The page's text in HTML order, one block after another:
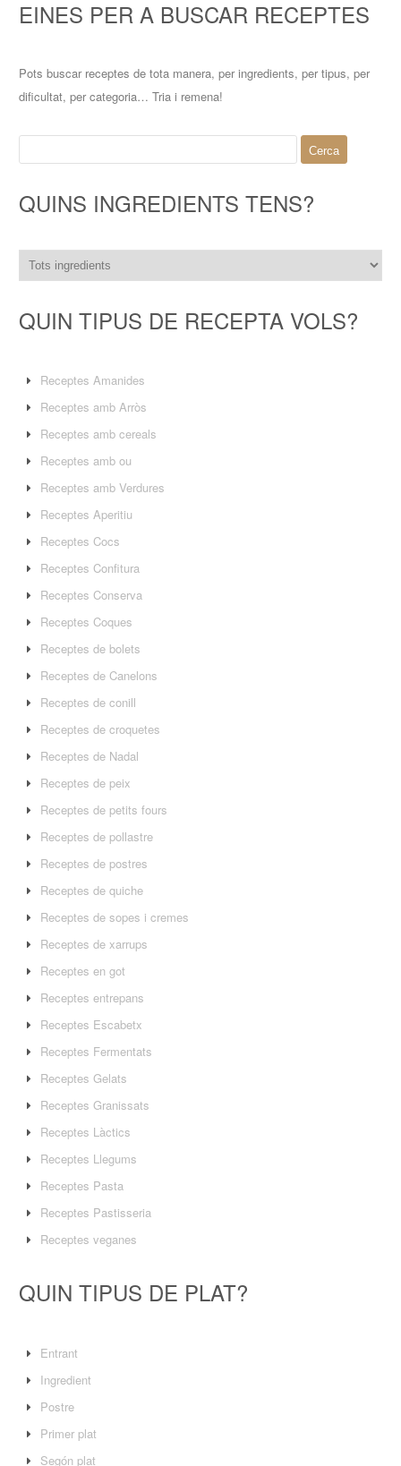
EINES PER A BUSCAR RECEPTES
Pots buscar receptes de tota manera, per ingredients, per tipus, per
dificultat, per categoria… Tria i remena!
QUINS INGREDIENTS TENS?
QUIN TIPUS DE RECEPTA VOLS?
Receptes Amanides
Receptes amb Arròs
Receptes amb cereals
Receptes amb ou
Receptes amb Verdures
Receptes Aperitiu
Receptes Cocs
Receptes Confitura
Receptes Conserva
Receptes Coques
Receptes de bolets
Receptes de Canelons
Receptes de conill
Receptes de croquetes
Receptes de Nadal
Receptes de peix
Receptes de petits fours
Receptes de pollastre
Receptes de postres
Receptes de quiche
Receptes de sopes i cremes
Receptes de xarrups
Receptes en got
Receptes entrepans
Receptes Escabetx
Receptes Fermentats
Receptes Gelats
Receptes Granissats
Receptes Làctics
Receptes Llegums
Receptes Pasta
Receptes Pastisseria
Receptes veganes
QUIN TIPUS DE PLAT?
Entrant
Ingredient
Postre
Primer plat
Segón plat